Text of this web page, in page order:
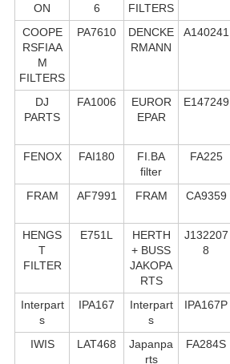
ON
6
FILTERS
COOPE
RSFIAA
M
FILTERS
PA7610
DENCKE
RMANN
A140241
DJ
PARTS
FA1006
EUROR
EPAR
E147249
FENOX FAI180
FI.BA
filter
FA225
FRAM AF7991 FRAM CA9359
HENGS
T
FILTER
E751L
HERTH
+ BUSS
JAKOPA
RTS
J132207
8
Interpart
s
IPA167
Interpart
s
IPA167P
IWIS LAT468
Japanpa
rts
FA284S